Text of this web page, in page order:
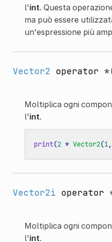
l'int. Questa
ma può essere
un'espressione più
Vector2 operator *
Moltiplica ogni
l'int.
print(2 * Vector2(1,
Vector2i operator
Moltiplica ogni
l'int.